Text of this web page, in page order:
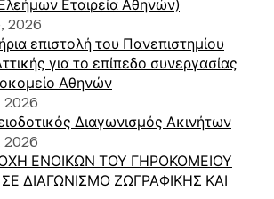
2026
επιστολή του Πανεπιστημίου
για το επίπεδο συνεργασίας
Αθηνών
2026
Διαγωνισμός Ακινήτων
2026
ΕΝΟΙΚΩΝ ΤΟΥ ΓΗΡΟΚΟΜΕΙΟΥ
ΔΙΑΓΩΝΙΣΜΟ ΖΩΓΡΑΦΙΚΗΣ ΚΑΙ